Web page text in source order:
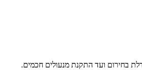
בחירום ועד התקנת מנעולים חכמים.